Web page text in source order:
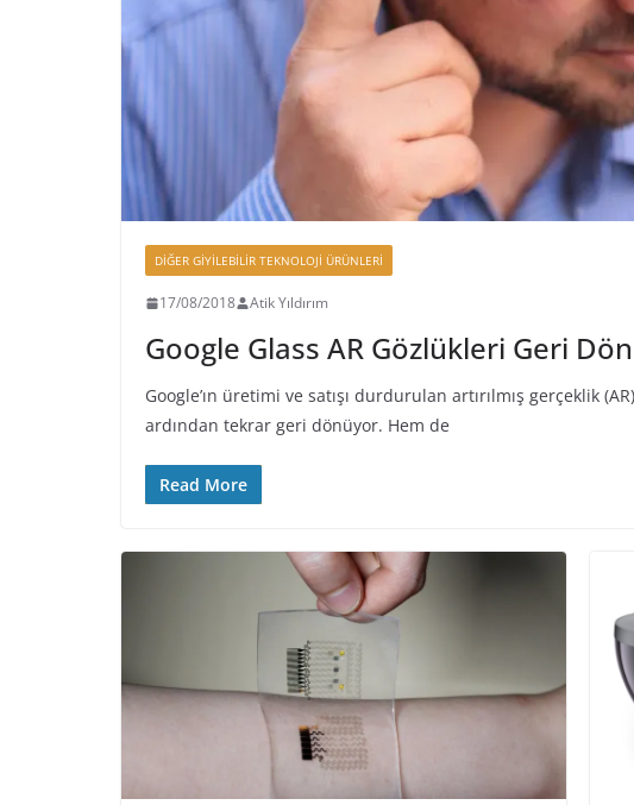
DIĞER GIYILEBILIR TEKNOLOJI ÜRÜNLERI
17/08/2018 Atik Yıldırım
Google Glass AR Gözlükleri Geri
Google’ın üretimi ve satışı durdurulan artırılmış gerçeklik
ardından tekrar geri dönüyor. Hem de
Read More